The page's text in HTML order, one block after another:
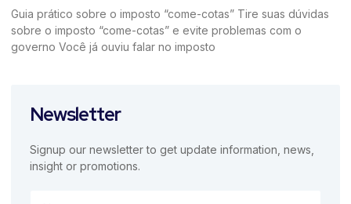
Guia prático sobre o imposto “come-cotas” Tire suas dúvidas
sobre o imposto “come-cotas” e evite problemas com o
governo Você já ouviu falar no imposto
Newsletter
Signup our newsletter to get update information, news,
insight or promotions.